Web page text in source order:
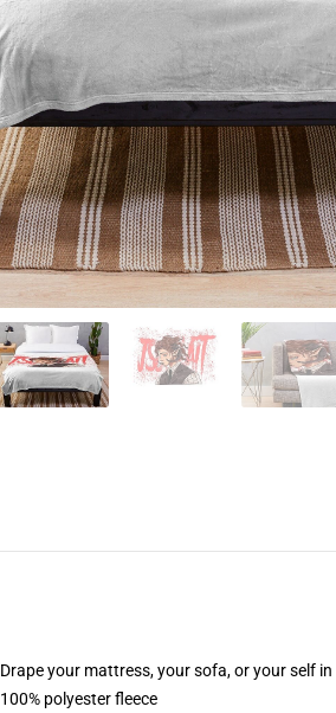
Drape your mattress, your sofa, or your self
100% polyester fleece